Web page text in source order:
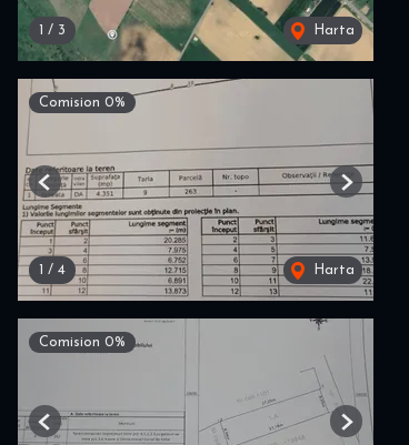
1 / 3 Harta
Comision 0%
1 / 4 Harta
Previous Next
Comision 0%
Previous Next